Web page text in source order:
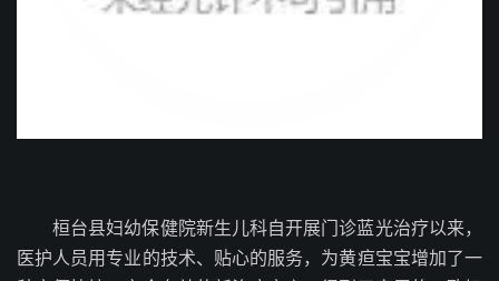
桓台县妇幼保健院新生儿科自开展门诊蓝光治疗以来，
医护人员用专业的技术、贴心的服务，为黄疸宝宝增加了一